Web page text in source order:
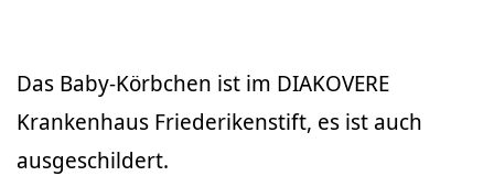
Das Baby-Körbchen ist im DIAKOVERE
Krankenhaus Friederikenstift, es ist auch
ausgeschildert.